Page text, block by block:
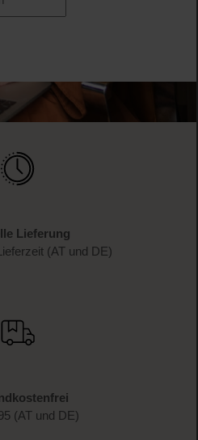
Lieferung
(AT und DE)
(AT und DE)